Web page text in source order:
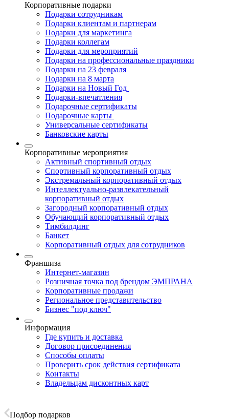
Корпоративные подарки
Подарки сотрудникам
Подарки клиентам и партнерам
Подарки для маркетинга
Подарки коллегам
Подарки для мероприятий
Подарки на профессиональные праздники
Подарки на 23 февраля
Подарки на 8 марта
Подарки на Новый Год
Подарки-впечатления
Подарочные сертификаты
Подарочные карты
Универсальные сертификаты
Банковские карты
Корпоративные мероприятия
Активный спортивный отдых
Спортивный корпоративный отдых
Экстремальный корпоративный отдых
Интеллектуально-развлекательный
корпоративный отдых
Загородный корпоративный отдых
Обучающий корпоративный отдых
Тимбилдинг
Банкет
Корпоративный отдых для сотрудников
Франшиза
Интернет-магазин
Розничная точка под брендом ЭМПРАНА
Корпоративные продажи
Региональное представительство
Бизнес "под ключ"
Информация
Где купить и доставка
Договор присоединения
Способы оплаты
Проверить срок действия сертификата
Контакты
Владельцам дисконтных карт
Подбор подарков